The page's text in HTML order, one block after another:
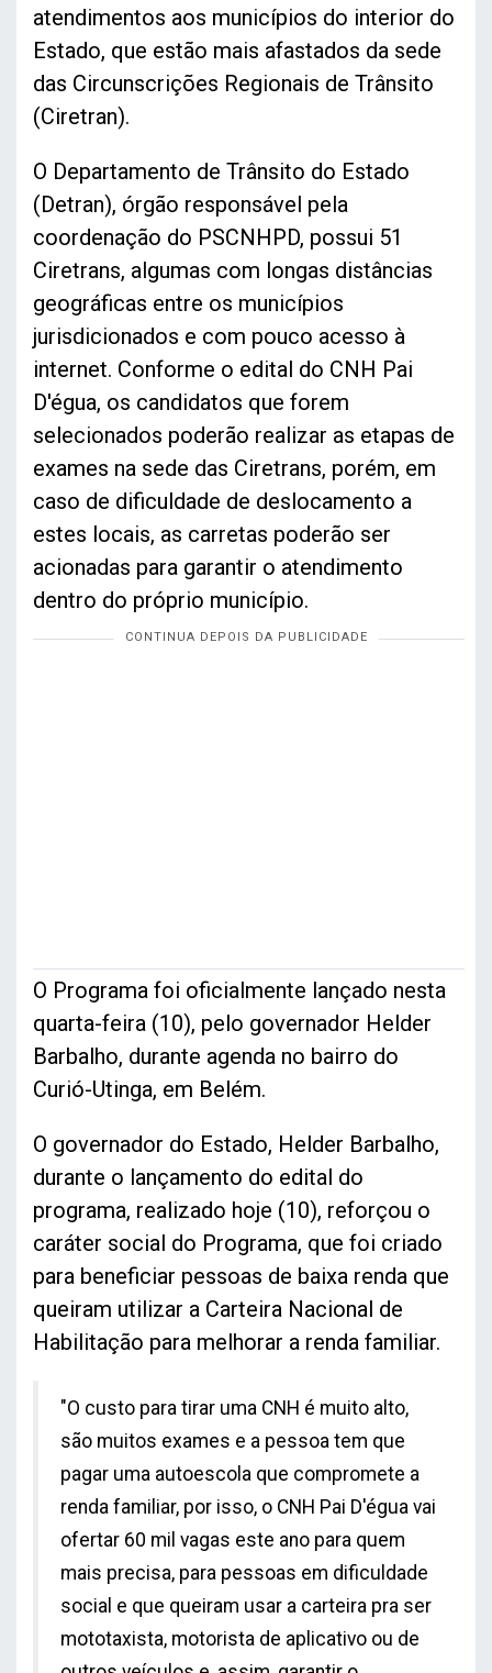
atendimentos aos municípios do interior do
Estado, que estão mais afastados da sede
das Circunscrições Regionais de Trânsito
(Ciretran).
O Departamento de Trânsito do Estado
(Detran), órgão responsável pela
coordenação do PSCNHPD, possui 51
Ciretrans, algumas com longas distâncias
geográficas entre os municípios
jurisdicionados e com pouco acesso à
internet. Conforme o edital do CNH Pai
D'égua, os candidatos que forem
selecionados poderão realizar as etapas de
exames na sede das Ciretrans, porém, em
caso de dificuldade de deslocamento a
estes locais, as carretas poderão ser
acionadas para garantir o atendimento
dentro do próprio município.
O Programa foi oficialmente lançado nesta
quarta-feira (10), pelo governador Helder
Barbalho, durante agenda no bairro do
Curió-Utinga, em Belém.
O governador do Estado, Helder Barbalho,
durante o lançamento do edital do
programa, realizado hoje (10), reforçou o
caráter social do Programa, que foi criado
para beneficiar pessoas de baixa renda que
queiram utilizar a Carteira Nacional de
Habilitação para melhorar a renda familiar.
"O custo para tirar uma CNH é muito alto,
são muitos exames e a pessoa tem que
pagar uma autoescola que compromete a
renda familiar, por isso, o CNH Pai D'égua vai
ofertar 60 mil vagas este ano para quem
mais precisa, para pessoas em dificuldade
social e que queiram usar a carteira pra ser
mototaxista, motorista de aplicativo ou de